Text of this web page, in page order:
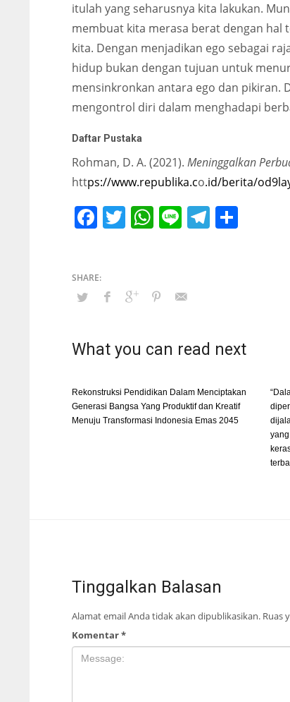
itulah yang seharusnya kita lakukan.
membuat kita merasa berat dengan hal
kita. Dengan menjadikan ego sebagai
hidup bukan dengan tujuan untuk
mensinkronkan antara ego dan pikiran.
mengontrol diri dalam menghadapi
Daftar Pustaka
Rohman, D. A. (2021). Meninggalkan
https://www.republika.co.id/berita/
Facebook
Twitter
WhatsApp
Line
What you can read next
Rekonstruksi Pendidikan Dalam Menciptakan
Generasi Bangsa Yang Produktif dan Kreatif
Menuju Transformasi Indonesia Emas 2045
Tinggalkan Balasan
Alamat email Anda tidak akan dipublikasikan. Ruas
Komentar*